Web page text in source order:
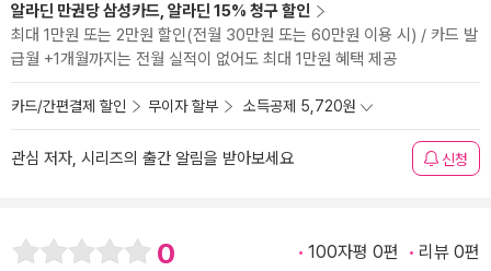
알라딘 만권당 삼성카드, 알라딘 15% 청구 할인
최대 1만원 또는 2만원 할인(전월 30만원 또는 60만원 이용 시) / 카드 발
급월 +1개월까지는 전월 실적이 없어도 최대 1만원 혜택 제공
카드/간편결제 할인 무이자 할부 소득공제 5,720원
관심 저자, 시리즈의 출간 알림을 받아보세요 신청
0 100자평 0편 리뷰 0편